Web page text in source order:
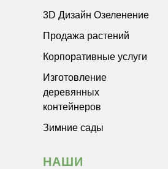
3D Дизайн Озеленение
Продажа растений
Корпоративные услуги
Изготовление
деревянных
контейнеров
Зимние сады
НАШИ